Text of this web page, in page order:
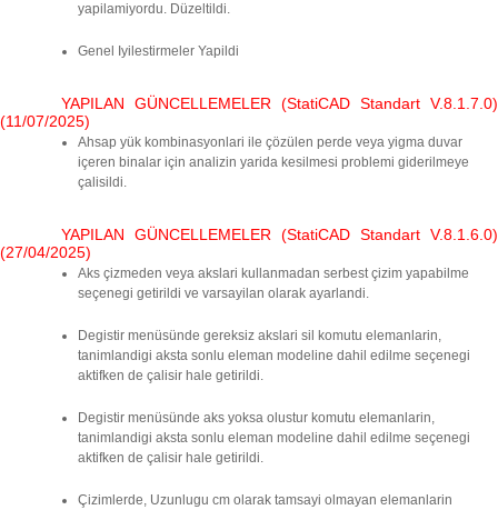
yapilamiyordu. Düzeltildi.
Genel Iyilestirmeler Yapildi
YAPILAN GÜNCELLEMELER (StatiCAD Standart V.8.1.7.0)
(11/07/2025)
Ahsap yük kombinasyonlari ile çözülen perde veya yigma duvar
içeren binalar için analizin yarida kesilmesi problemi giderilmeye
çalisildi.
YAPILAN GÜNCELLEMELER (StatiCAD Standart V.8.1.6.0)
(27/04/2025)
Aks çizmeden veya akslari kullanmadan serbest çizim yapabilme
seçenegi getirildi ve varsayilan olarak ayarlandi.
Degistir menüsünde gereksiz akslari sil komutu elemanlarin,
tanimlandigi aksta sonlu eleman modeline dahil edilme seçenegi
aktifken de çalisir hale getirildi.
Degistir menüsünde aks yoksa olustur komutu elemanlarin,
tanimlandigi aksta sonlu eleman modeline dahil edilme seçenegi
aktifken de çalisir hale getirildi.
Çizimlerde, Uzunlugu cm olarak tamsayi olmayan elemanlarin